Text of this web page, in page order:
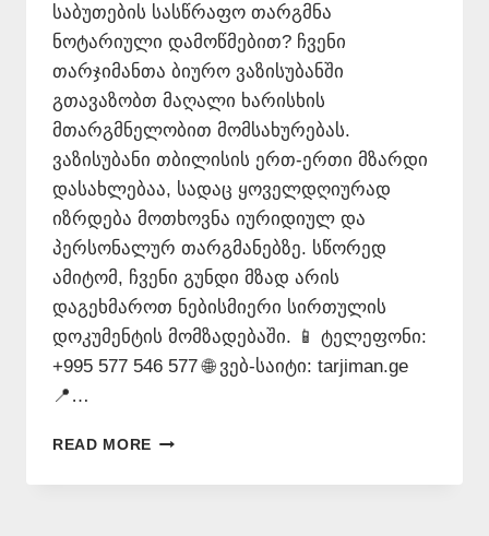
საბუთების სასწრაფო თარგმნა
ნოტარიული დამოწმებით? ჩვენი
თარჯიმანთა ბიურო ვაზისუბანში
გთავაზობთ მაღალი ხარისხის
მთარგმნელობით მომსახურებას.
ვაზისუბანი თბილისის ერთ-ერთი მზარდი
დასახლებაა, სადაც ყოველდღიურად
იზრდება მოთხოვნა იურიდიულ და
პერსონალურ თარგმანებზე. სწორედ
ამიტომ, ჩვენი გუნდი მზად არის
დაგეხმაროთ ნებისმიერი სირთულის
დოკუმენტის მომზადებაში. 📱 ტელეფონი:
+995 577 546 577 🌐 ვებ-საიტი: tarjiman.ge
📍…
READ MORE ᲗᲐᲠᲯᲘᲛᲐᲜᲗᲐ
ᲕᲐᲖᲘᲡᲣᲑᲐᲜᲨᲘ